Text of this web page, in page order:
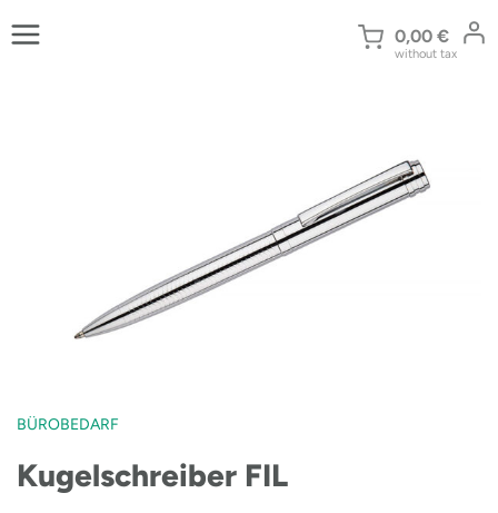
Inhalt
0,00 €
without tax
BÜROBEDARF
Kugelschreiber FIL